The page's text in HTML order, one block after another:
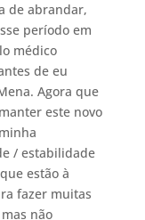
de abrandar,
período em
médico
de eu
Agora que
este novo
/ estabilidade
estão à
fazer muitas
não